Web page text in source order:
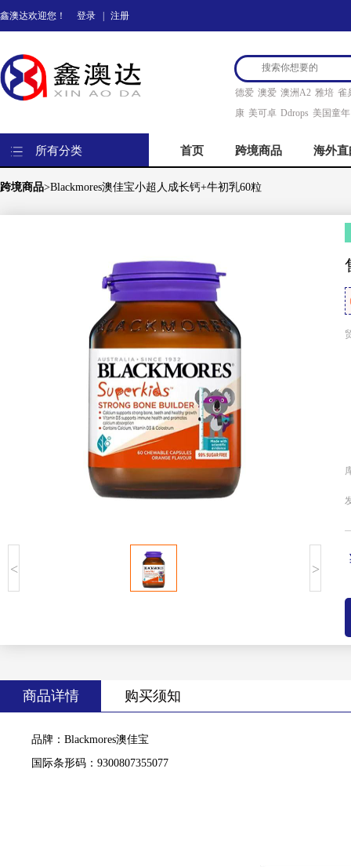
鑫澳达欢迎您！ 登录 注册
德爱 澳爱 澳洲A2 雅培 雀
康 美可卓 Ddrops 美国童年
所有分类 首页 跨境商品 海外直
跨境商品>Blackmores澳佳宝小超人成长钙+牛初乳60粒
< >
商品详情 购买须知
品牌：Blackmores澳佳宝
国际条形码：9300807355077